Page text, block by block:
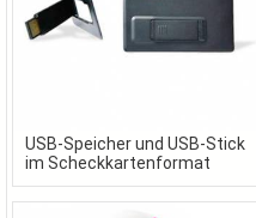
USB-Speicher und USB-Stick
im Scheckkartenformat